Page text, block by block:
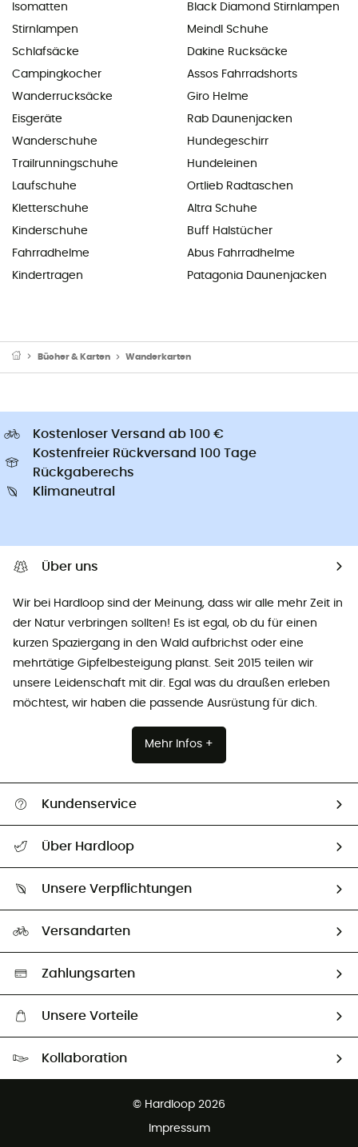
Isomatten
Stirnlampen
Schlafsäcke
Campingkocher
Wanderrucksäcke
Eisgeräte
Wanderschuhe
Trailrunningschuhe
Laufschuhe
Kletterschuhe
Kinderschuhe
Fahrradhelme
Kindertragen
Black Diamond Stirnlampen
Meindl Schuhe
Dakine Rucksäcke
Assos Fahrradshorts
Giro Helme
Rab Daunenjacken
Hundegeschirr
Hundeleinen
Ortlieb Radtaschen
Altra Schuhe
Buff Halstücher
Abus Fahrradhelme
Patagonia Daunenjacken
Bücher & Karten Wanderkarten
Kostenloser Versand ab 100 €
Kostenfreier Rückversand 100 Tage
Rückgaberechs
Klimaneutral
Über uns
Wir bei Hardloop sind der Meinung, dass wir alle mehr Zeit in
der Natur verbringen sollten! Es ist egal, ob du für einen
kurzen Spaziergang in den Wald aufbrichst oder eine
mehrtätige Gipfelbesteigung planst. Seit 2015 teilen wir
unsere Leidenschaft mit dir. Egal was du draußen erleben
möchtest, wir haben die passende Ausrüstung für dich.
Mehr Infos +
Kundenservice
Größentabelle
Vertrag widerrufen
Über Hardloop
Unsere Botschafter
Unsere Verpflichtungen
Auswahl an nachhaltigen Produkten
Versandarten
Zahlungsarten
Unsere Vorteile
Kollaboration
© Hardloop 2026
Impressum